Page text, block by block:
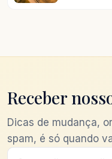
Receber
Dicas de mudança,
spam, é só quando